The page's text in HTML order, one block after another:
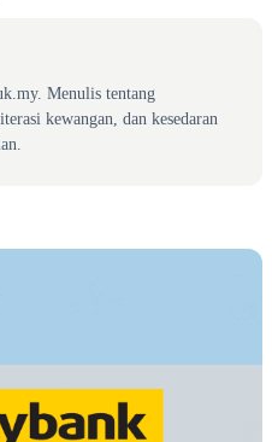
Menulis tentang
kewangan, dan kesedaran